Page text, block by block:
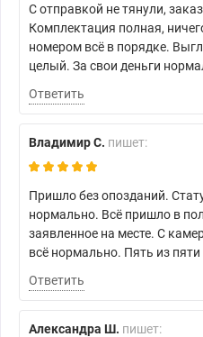
С отправкой не тянули,
Комплектация полная,
номером всё в порядке.
целый. За свои деньги
Ответить
Владимир С. пишет:
Пришло без опозданий.
нормально. Всё пришло в
заявленное на месте. С
всё нормально. Пять из пяти
Ответить
Александра Ш. пишет: